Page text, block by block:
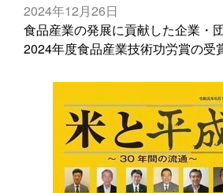
2024年12月26日
食品産業の発展に貢献した企業・
2024年度食品産業技術功労賞の受